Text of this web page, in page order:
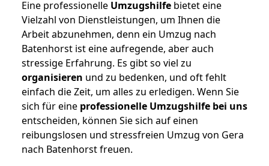
Eine professionelle Umzugshilfe bietet eine
Vielzahl von Dienstleistungen, um Ihnen die
Arbeit abzunehmen, denn ein Umzug nach
Batenhorst ist eine aufregende, aber auch
stressige Erfahrung. Es gibt so viel zu
organisieren und zu bedenken, und oft fehlt
einfach die Zeit, um alles zu erledigen. Wenn Sie
sich für eine professionelle Umzugshilfe bei uns
entscheiden, können Sie sich auf einen
reibungslosen und stressfreien Umzug von Gera
nach Batenhorst freuen.